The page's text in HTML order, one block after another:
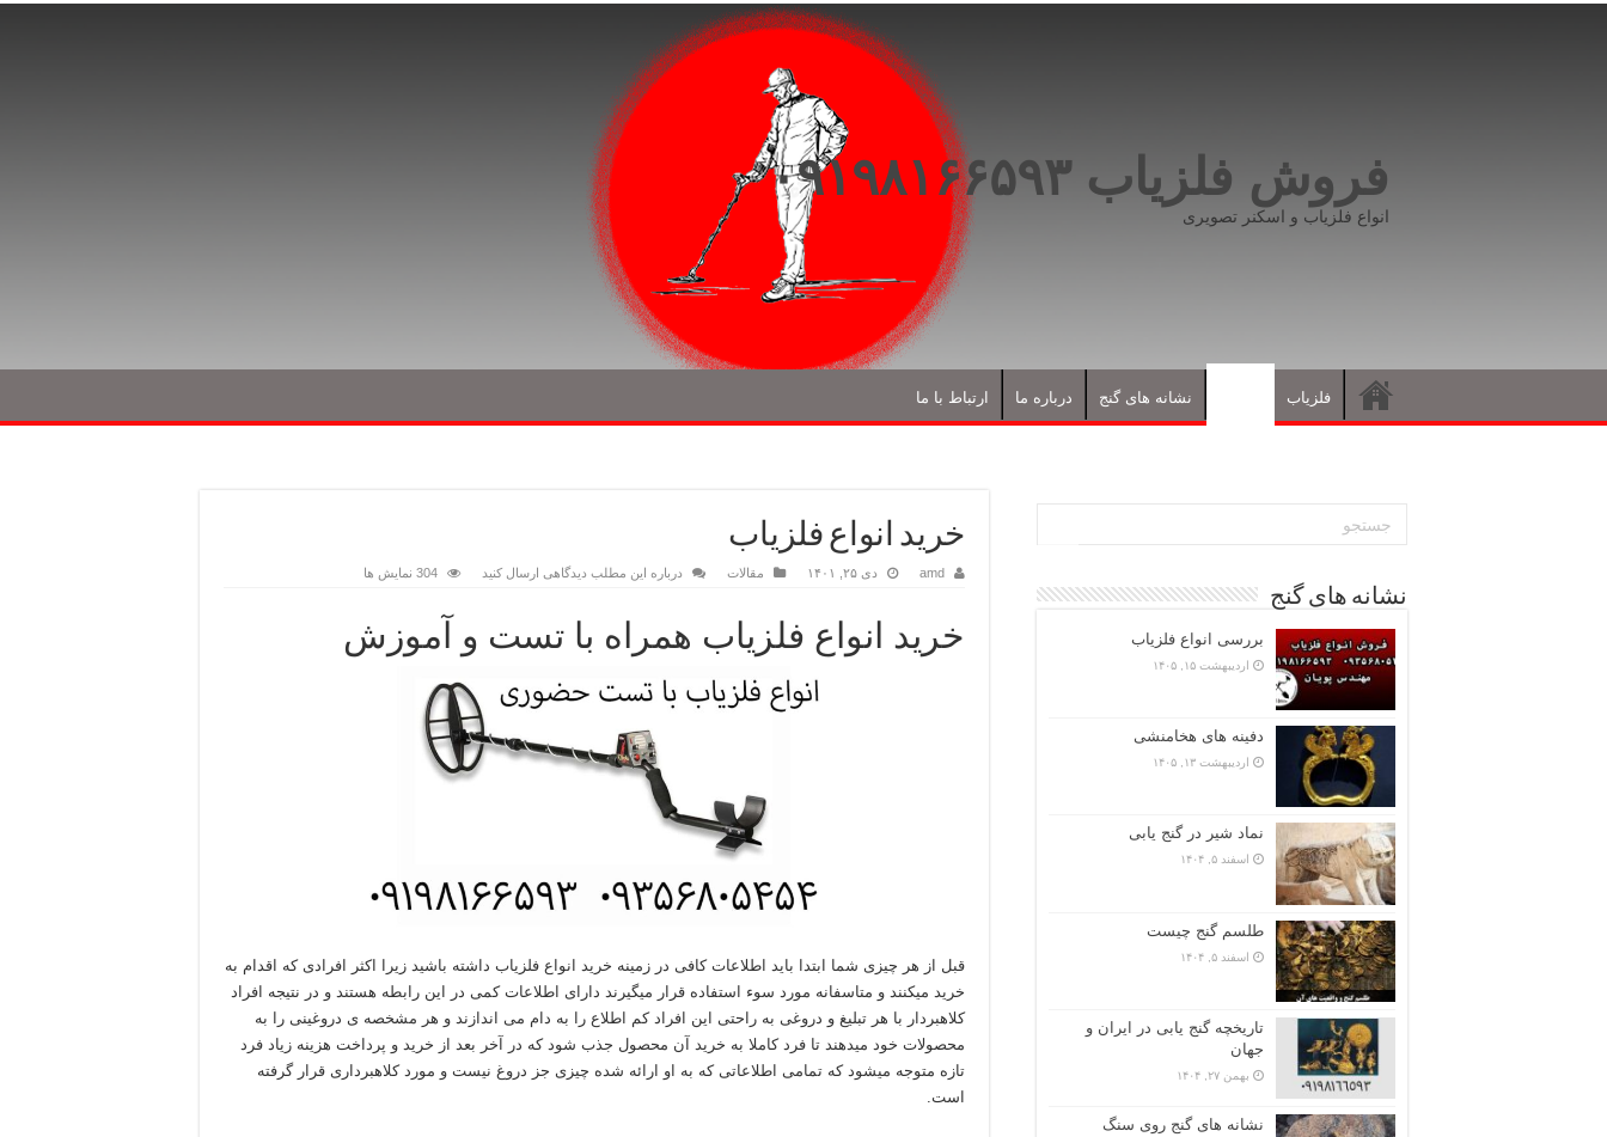
فروش فلزیاب ۰۹۱۹۸۱۶۶۵۹۳
انواع فلزیاب و اسکنر تصویری
فلزیاب نشانه های گنج درباره ما ارتباط با ما
خرید انواع فلزیاب
amd دی ۲۵, ۱۴۰۱ مقالات درباره این مطلب دیدگاهی ارسال کنید 304 نمایش ها
خرید انواع فلزیاب همراه با تست و آموزش
قبل از هر چیزی شما ابتدا باید اطلاعات کافی در زمینه خرید انواع فلزیاب داشته باشید زیرا اکثر افرادی که اقدام به
خرید میکنند و متاسفانه مورد سوء استفاده قرار میگیرند دارای اطلاعات کمی در این رابطه هستند و در نتیجه افراد
کلاهبردار با هر تبلیغ و دروغی به راحتی این افراد کم اطلاع را به دام می اندازند و هر مشخصه ی دروغینی را به
محصولات خود میدهند تا فرد کاملا به خرید آن محصول جذب شود که در آخر بعد از خرید و پرداخت هزینه زیاد فرد
تازه متوجه میشود که تمامی اطلاعاتی که به او ارائه شده چیزی جز دروغ نیست و مورد کلاهبرداری قرار گرفته
است.
نشانه های گنج
بررسی انواع فلزیاب
اردیبهشت ۱۵, ۱۴۰۵
دفینه های هخامنشی
اردیبهشت ۱۳, ۱۴۰۵
نماد شیر در گنج یابی
اسفند ۵, ۱۴۰۴
طلسم گنج چیست
اسفند ۵, ۱۴۰۴
تاریخچه گنج‌ یابی در ایران و
جهان
بهمن ۲۷, ۱۴۰۴
نشانه های گنج روی سنگ